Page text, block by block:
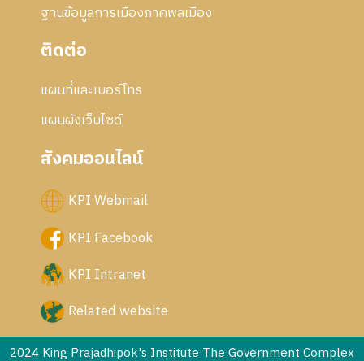
ฐานข้อมูลการเมืองภาคพลเมือง
ติดต่อ
แผนที่และเบอร์โทร
แผนผังเว็บไซด์
สังคมออนไลน์
KPI Webmail
KPI Facebook
KPI Intranet
Related website
2024 King Prajadhipok's Institute The Government Complex